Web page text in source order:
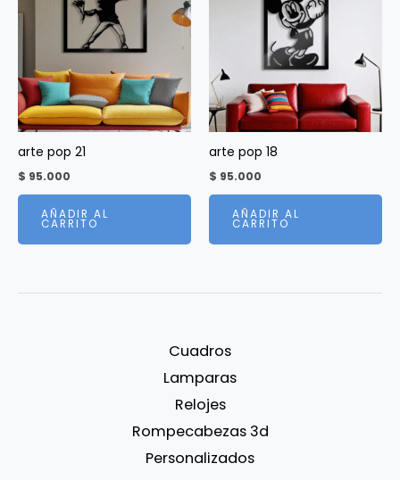
arte pop 21
$ 95.000
AÑADIR AL
CARRITO
arte pop 18
$ 95.000
AÑADIR AL
CARRITO
Cuadros
Lamparas
Relojes
Rompecabezas 3d
Personalizados